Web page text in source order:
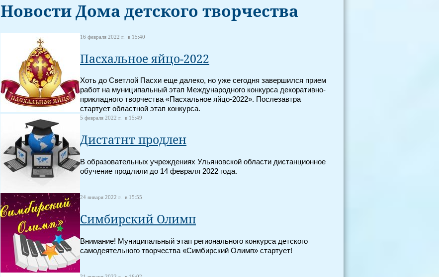
Новости Дома детского творчества
16 февраля 2022 г. в 15:40
Пасхальное яйцо-2022
Хоть до Светлой Пасхи еще далеко, но уже сегодня завершился прием
работ на муниципальный этап Международного конкурса декоративно-
прикладного творчества «Пасхальное яйцо-2022». Послезавтра
стартует областной этап конкурса.
5 февраля 2022 г. в 15:49
Дистатнт продлен
В образовательных учреждениях Ульяновской области дистанционное
обучение продлили до 14 февраля 2022 года.
24 января 2022 г. в 15:55
Симбирский Олимп
Внимание! Муниципальный этап регионального конкурса детского
самодеятельного творчества «Симбирский Олимп» стартует!